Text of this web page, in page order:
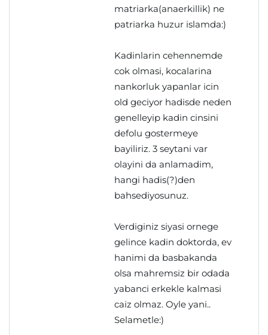
matriarka(anaerkillik) ne
patriarka huzur islamda:)
Kadinlarin cehennemde
cok olmasi, kocalarina
nankorluk yapanlar icin
old geciyor hadisde neden
genelleyip kadin cinsini
defolu gostermeye
bayiliriz. 3 seytani var
olayini da anlamadim,
hangi hadis(?)den
bahsediyosunuz.
Verdiginiz siyasi ornege
gelince kadin doktorda, ev
hanimi da basbakanda
olsa mahremsiz bir odada
yabanci erkekle kalmasi
caiz olmaz. Oyle yani..
Selametle:)